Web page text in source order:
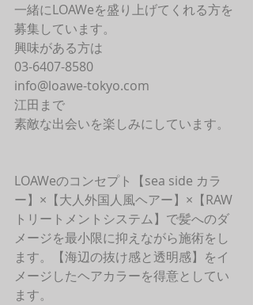
一緒にLOAWeを盛り上げてくれる方を
募集しています。
興味がある方は
03-6407-8580
info@loawe-tokyo.com
江田まで
素敵な出会いを楽しみにしています。
LOAWeのコンセプト【sea side カラ
ー】×【大人外国人風ヘアー】×【RAW
トリートメントシステム】で髪へのダ
メージを最小限に抑えながら施術をし
ます。【海辺の抜け感と透明感】をイ
メージしたヘアカラーを得意としてい
ます。